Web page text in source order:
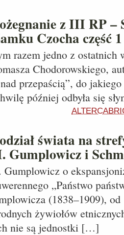
z III RP –
Czocha część 1
razem jedno z ostatnich
Chodorowskiego,
przepaścią”, do jakiego
później odbyła się
świata na
Gumplowicz i
Gumplowicz o
„Państwo
(1838–1909), od
żywiołów
nie są jednostki […]